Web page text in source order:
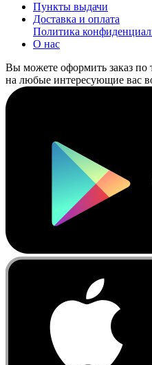
Пункты выдачи
Доставка и оплата
Политика
О нас
Вы можете оформить заказ по
на любые интересующие вас